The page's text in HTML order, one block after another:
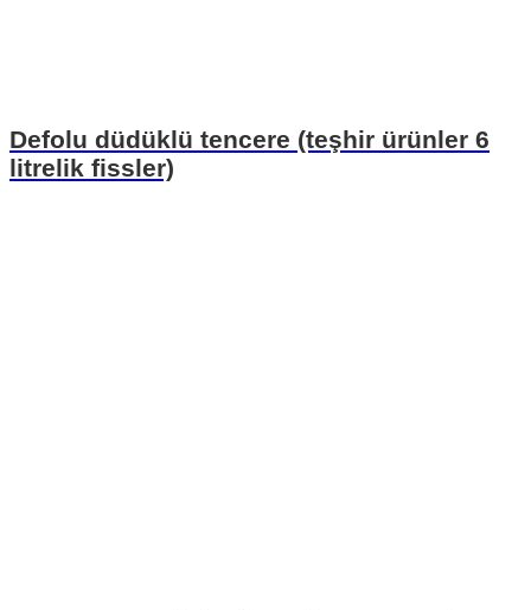
Defolu düdüklü tencere (teşhir ürünler 6
litrelik fissler)